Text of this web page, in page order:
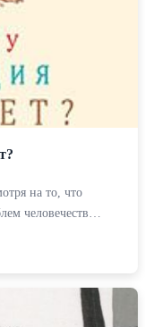
на то, что
человечеств…